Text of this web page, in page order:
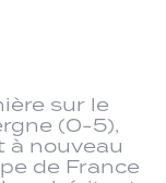
sur le
(0-5),
à nouveau
de France